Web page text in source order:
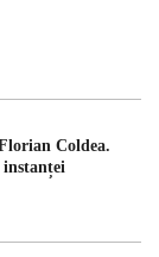
Coldea.